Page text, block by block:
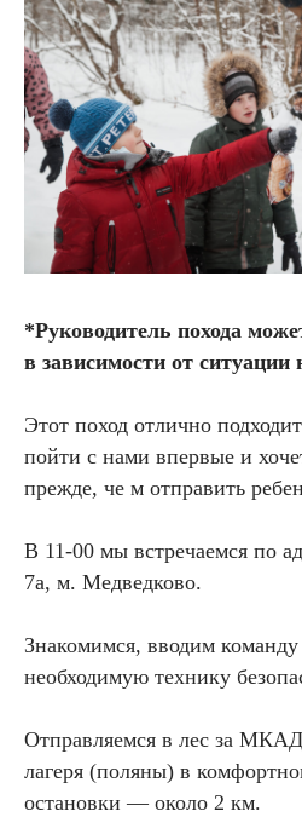
*Руководитель похода
в зависимости от
Этот поход отлично
пойти с нами впервые и
прежде, че м отправить
В 11-00 мы встречаемся по
7а, м. Медведково.
Знакомимся, вводим
необходимую технику
Отправляемся в лес за
лагеря (поляны) в
остановки — около 2 км.